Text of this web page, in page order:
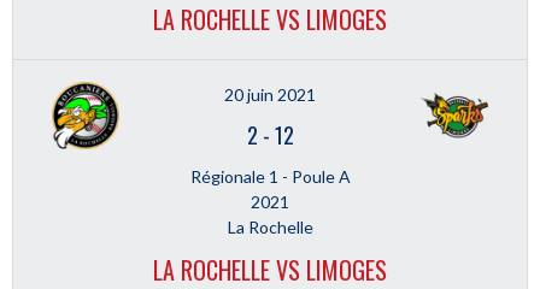
LA ROCHELLE VS LIMOGES
20 juin 2021
2 -12
Régionale 1 - Poule A
2021
La Rochelle
LA ROCHELLE VS LIMOGES